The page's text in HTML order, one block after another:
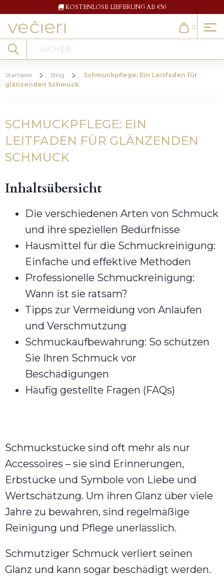
🚚KOSTENLOSE LIEFERUNG AB €50
Search
Cart
0
Startseite Blog
Schmuckpflege: Ein Leitfaden für
glänzenden Schmuck
SCHMUCKPFLEGE: EIN
LEITFADEN FÜR GLÄNZENDEN
SCHMUCK
Inhaltsübersicht
Die verschiedenen Arten von Schmuck
und ihre speziellen Bedürfnisse
Hausmittel für die Schmuckreinigung:
Einfache und effektive Methoden
Professionelle Schmuckreinigung:
Wann ist sie ratsam?
Tipps zur Vermeidung von Anlaufen
und Verschmutzung
Schmuckaufbewahrung: So schützen
Sie Ihren Schmuck vor
Beschädigungen
Häufig gestellte Fragen (FAQs)
Schmuckstücke sind oft mehr als nur
Accessoires – sie sind Erinnerungen,
Erbstücke und Symbole von Liebe und
Wertschätzung. Um ihren Glanz über viele
Jahre zu bewahren, sind regelmäßige
Reinigung und Pflege unerlässlich.
Schmutziger Schmuck verliert seinen
Glanz und kann sogar beschädigt werden.